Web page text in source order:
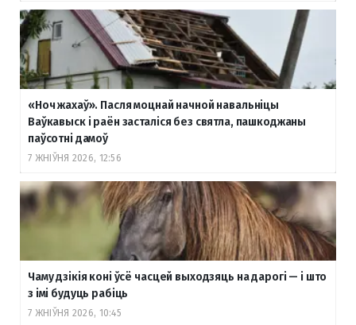
«Ноч жахаў». Пасля моцнай начной навальніцы
Ваўкавыск і раён засталіся без святла, пашкоджаны
паўсотні дамоў
7 ЖНІЎНЯ 2026, 12:56
Чаму дзікія коні ўсё часцей выходзяць на дарогі — і што
з імі будуць рабіць
7 ЖНІЎНЯ 2026, 10:45